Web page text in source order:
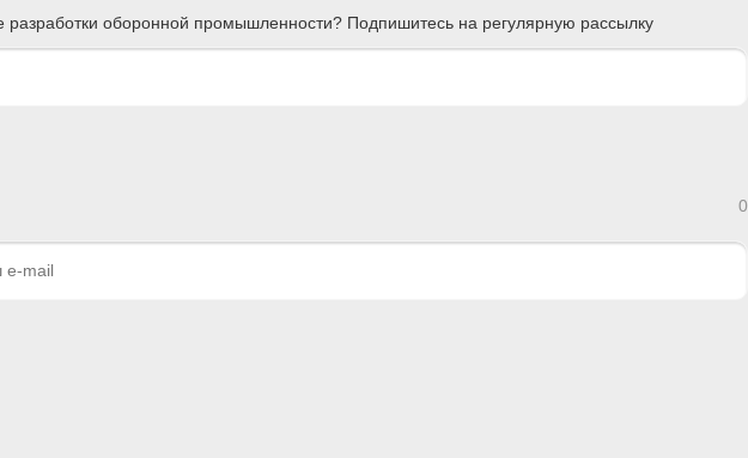
разработки оборонной промышленности? Подпишитесь на регулярную рассылку
0